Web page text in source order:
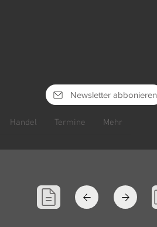
Newsletter abbonieren
Handel Termine Mehr